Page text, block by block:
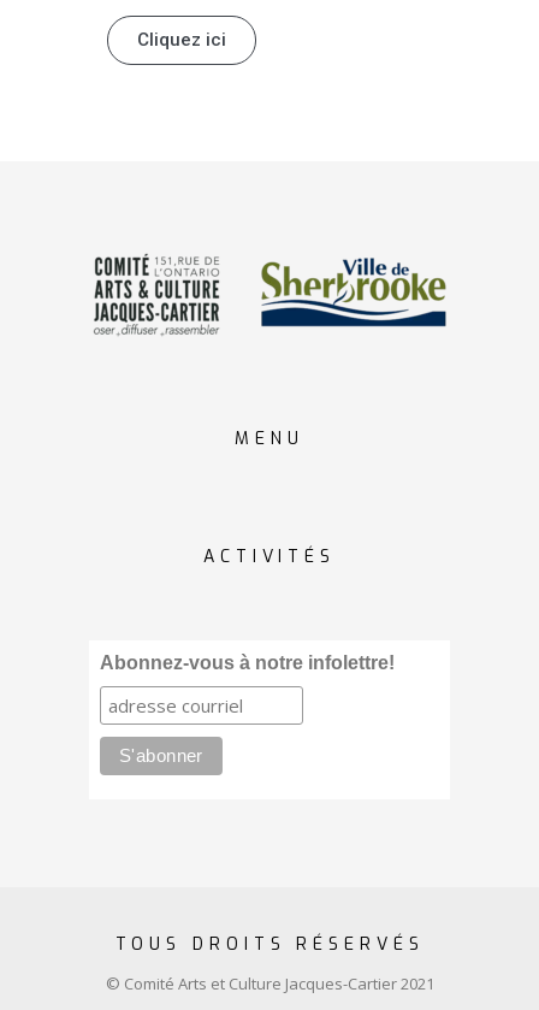
Cliquez ici
MENU
ACTIVITÉS
Abonnez-vous à notre infolettre!
TOUS DROITS RÉSERVÉS
© Comité Arts et Culture Jacques-Cartier 2021